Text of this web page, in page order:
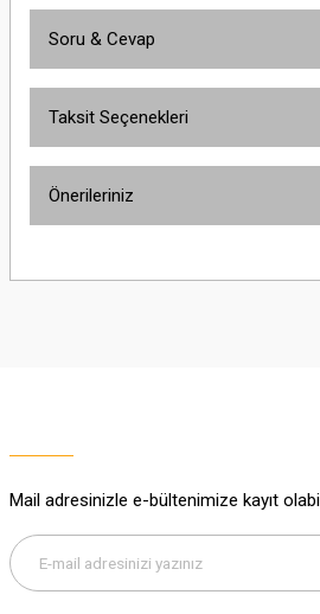
Soru & Cevap
Taksit Seçenekleri
Önerileriniz
yetersiz gördüğünüz noktaları öneri
Bu ürüne benzer farklı alternatifler olmalı.
Mail adresinizle e-bültenimize kayıt